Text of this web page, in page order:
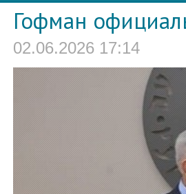
Гофман
02.06.2026 17:14